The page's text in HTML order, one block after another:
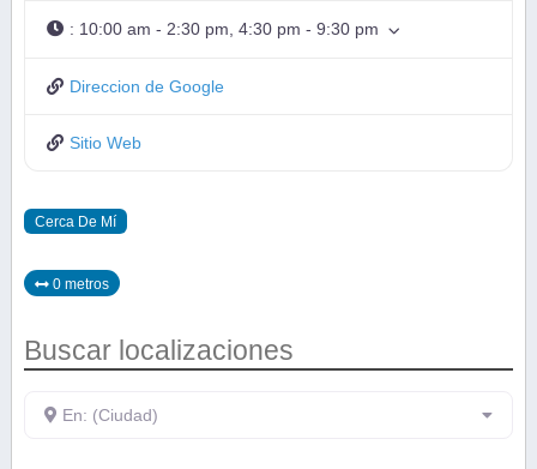
: 10:00 am - 2:30 pm, 4:30 pm - 9:30 pm
Direccion de Google
Sitio Web
Cerca De Mí
0 metros
Buscar localizaciones
En: (Ciudad)